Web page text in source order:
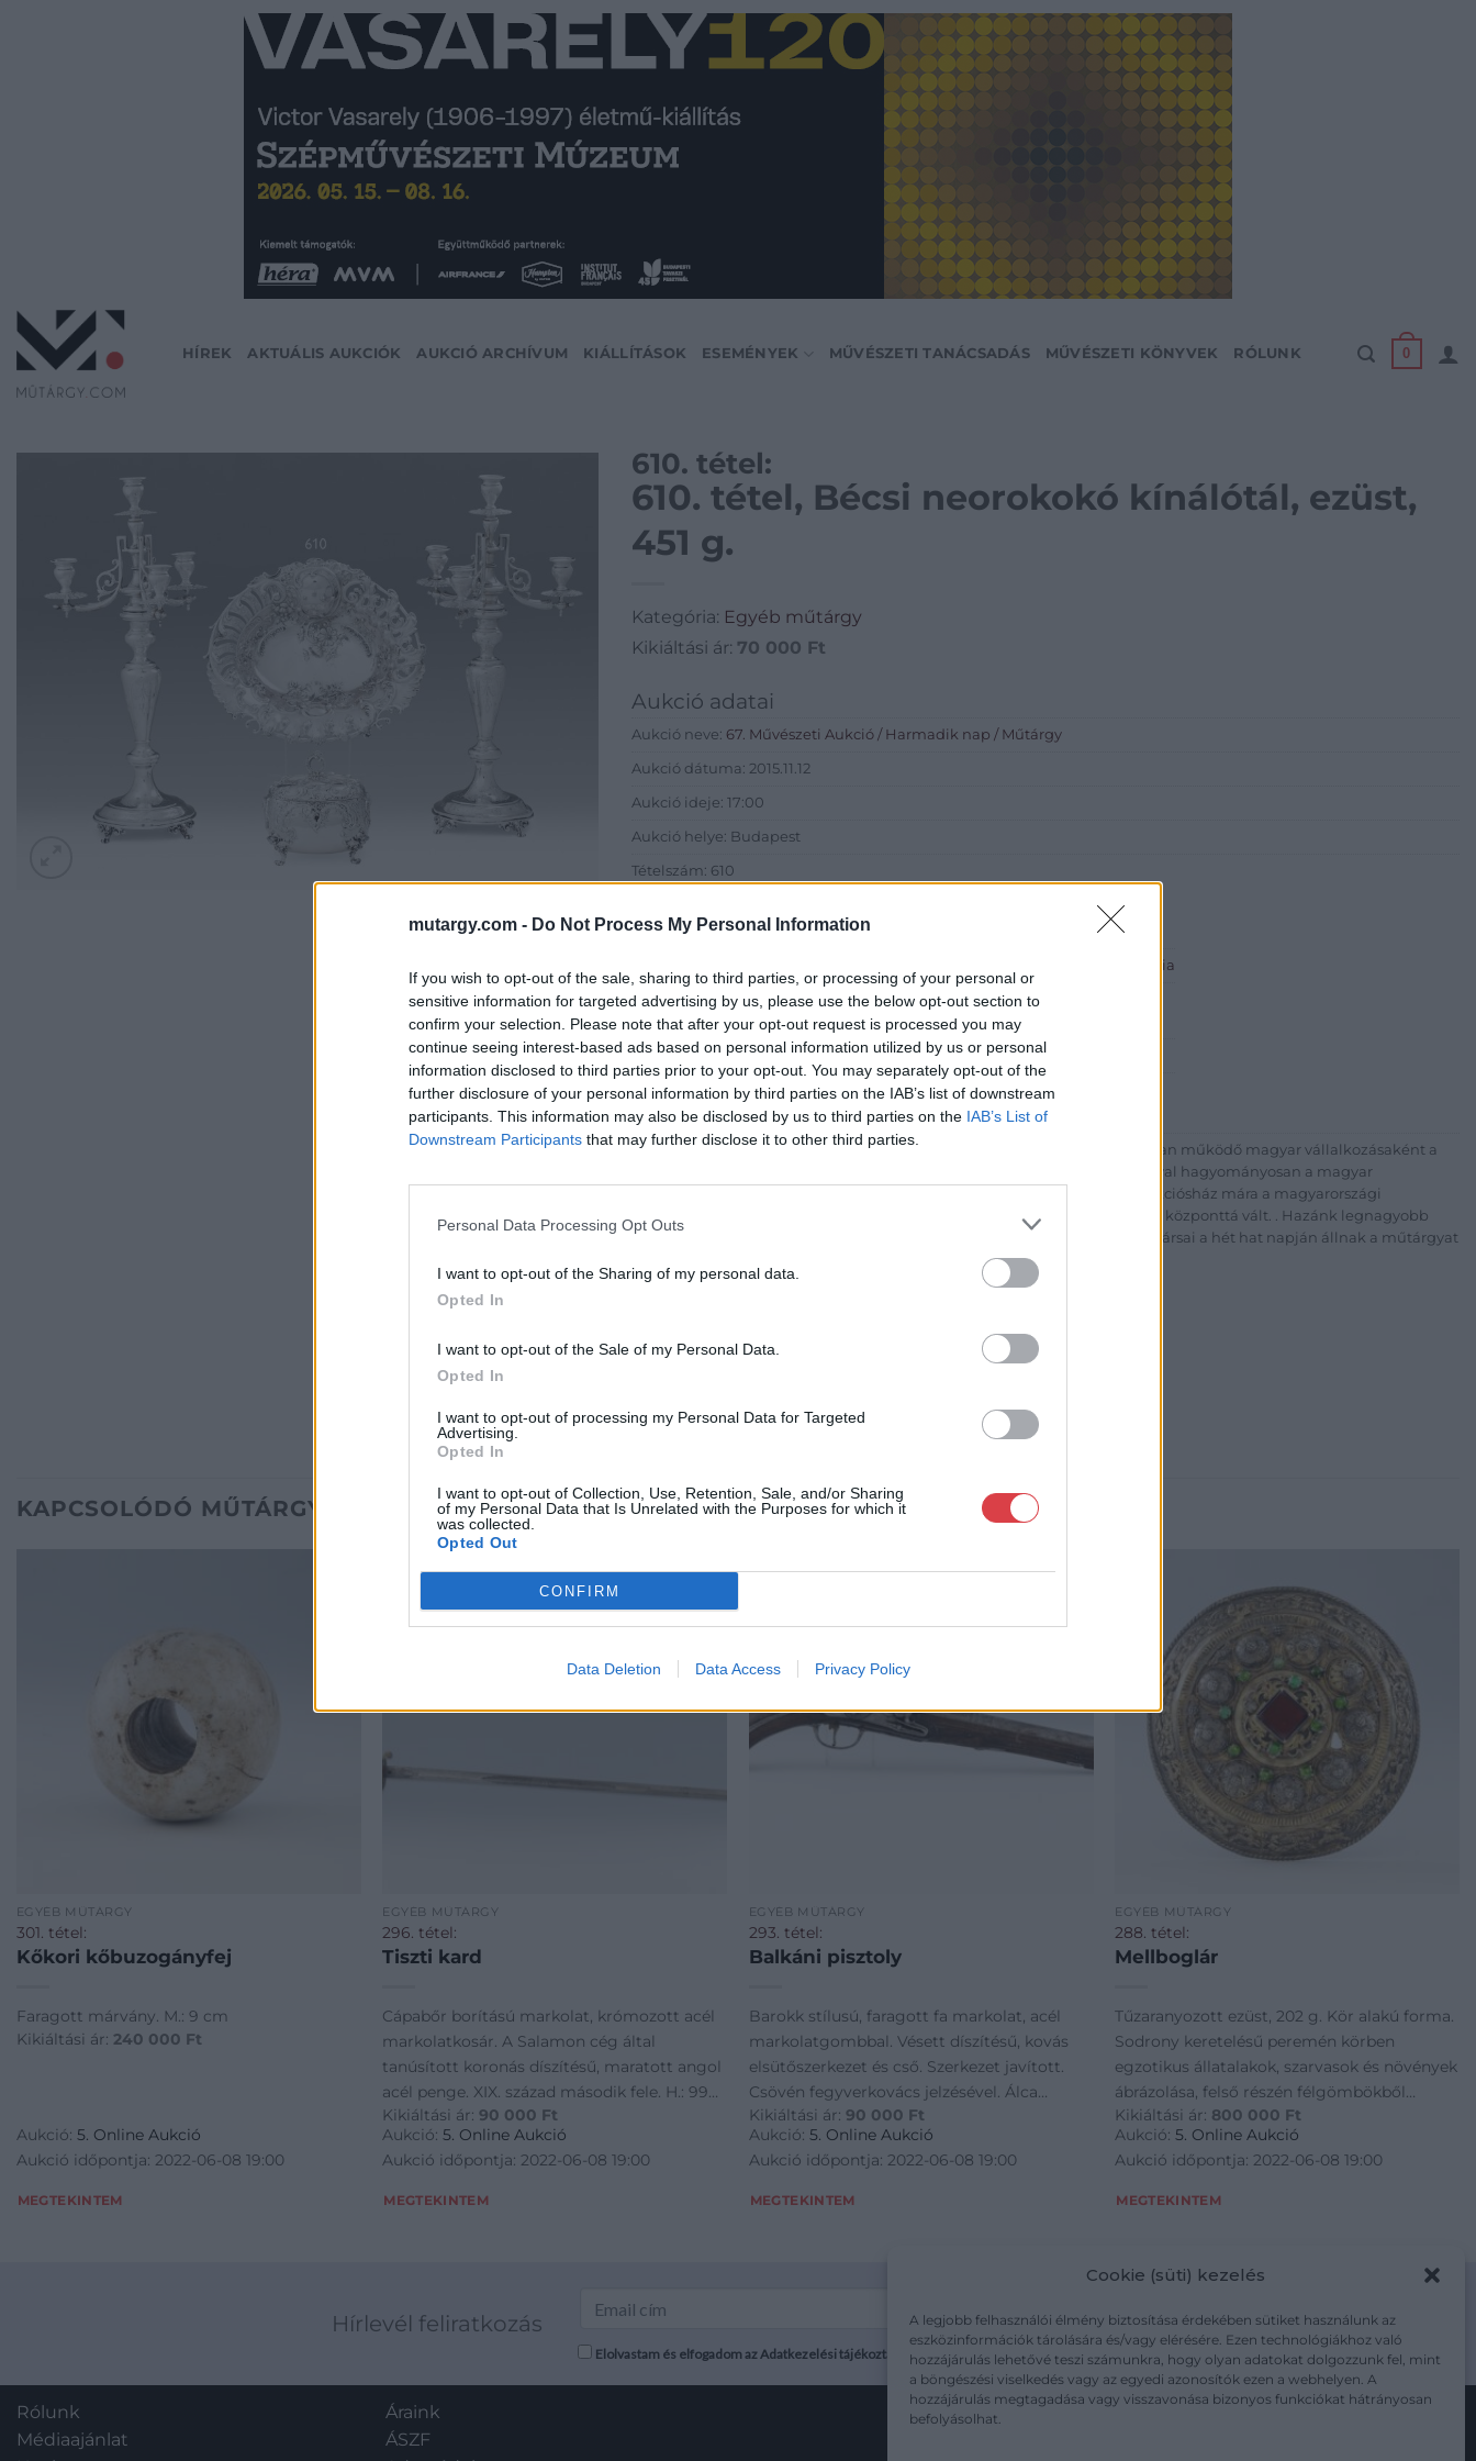
mutargy.com - Do Not Process My Personal Information
If you wish to opt-out of the sale, sharing to third parties, or processing of your personal or
sensitive information for targeted advertising by us, please use the below opt-out section to
confirm your selection. Please note that after your opt-out request is processed you may
continue seeing interest-based ads based on personal information utilized by us or personal
information disclosed to third parties prior to your opt-out. You may separately opt-out of the
further disclosure of your personal information by third parties on the IAB’s list of downstream
participants. This information may also be disclosed by us to third parties on the IAB’s List of
Downstream Participants that may further disclose it to other third parties.
Personal Data Processing Opt Outs
I want to opt-out of the Sharing of my personal data.
Opted In
I want to opt-out of the Sale of my Personal Data.
Opted In
I want to opt-out of processing my Personal Data for Targeted
Advertising.
Opted In
I want to opt-out of Collection, Use, Retention, Sale, and/or Sharing
of my Personal Data that Is Unrelated with the Purposes for which it
was collected.
Opted Out
CONFIRM
Data Deletion Data Access Privacy Policy
Cookie (süti) kezelés
A legjobb felhasználói élmény biztosítása érdekében sütiket használunk az
eszközinformációk tárolására és/vagy elérésére. Ezen technológiákhoz való
hozzájárulás lehetővé teszi számunkra, hogy olyan adatokat dolgozzunk fel, mint
a böngészési viselkedés vagy az egyedi azonosítók ezen a webhelyen. A
hozzájárulás megtagadása vagy visszavonása bizonyos funkciókat hátrányosan
befolyásolhat.
HÍREK AKTUÁLIS AUKCIÓK AUKCIÓ ARCHÍVUM KIÁLLÍTÁSOK ESEMÉNYEK MŰVÉSZETI TANÁCSADÁS MŰVÉSZETI KÖNYVEK RÓLUNK 0
610. tétel:
610. tétel, Bécsi neorokokó kínálótál, ezüst,
451 g.
Kategória: Egyéb műtárgy
Kikiáltási ár: 70 000 Ft
Aukció adatai
Aukció neve: 67. Művészeti Aukció / Harmadik nap / Műtárgy
Aukció dátuma: 2015.11.12
Aukció ideje: 17:00
Aukció helye: Budapest
Tételszám: 610
Eladó adatai
BÁV ART Aukciósház és Galéria
Cím: BÁV ZRt.
1027 Budapest, Csalogány u. 23-33.
Telefon: (06 1) 331 0513
Weboldal:http://bav-art.hu
Bemutatkozás: Az ország legnagyobb múltú, 240 esztendeje jogfolytonosan működő magyar vállalkozásaként a
BÁV ZRt. óriási tapasztalatával, szakmai tekintélyével és megbízhatóságával hagyományosan a magyar
műkereskedelem meghatározó szereplője. A 2007-ben megújult BÁV Aukciósház mára a magyarországi
műkereskedelem egyik legfontosabb színterévé, kereskedelmi és árverési központtá vált. . Hazánk legnagyobb
műkereskedelmi üzlethálózatával rendelkező BÁV ZRt. felkészült munkatársai a hét hat napján állnak a műtárgyat
KAPCSOLÓDÓ MŰTÁRGYAK
EGYÉB MŰTÁRGY
301. tétel:
Kőkori kőbuzogányfej
Faragott márvány. M.: 9 cm
Kikiáltási ár: 240 000 Ft
Aukció: 5. Online Aukció
Aukció időpontja: 2022-06-08 19:00
MEGTEKINTEM
EGYÉB MŰTÁRGY
296. tétel:
Tiszti kard
Cápabőr borítású markolat, krómozott acél
markolatkosár. A Salamon cég által
tanúsított koronás díszítésű, maratott angol
acél penge. XIX. század második fele. H.: 99
cm
Kikiáltási ár: 90 000 Ft
Aukció:5. Online Aukció
Aukció időpontja: 2022-06-08 19:00
MEGTEKINTEM
EGYÉB MŰTÁRGY
293. tétel:
Balkáni pisztoly
Barokk stílusú, faragott fa markolat, acél
markolatgombbal. Vésett díszítésű, kovás
elsütőszerkezet és cső. Szerkezet javított.
Csövén fegyverkovács jelzésével. Álca
töltővesszővel. Balkán, XVIII. század vége. H.:
43,5 cm
Kikiáltási ár: 90 000 Ft
Aukció: 5. Online Aukció
Aukció időpontja: 2022-06-08 19:00
MEGTEKINTEM
EGYÉB MŰTÁRGY
288. tétel:
Mellboglár
Tűzaranyozott ezüst, 202 g. Kör alakú forma.
Sodrony keretelésű peremén körben
egzotikus állatalakok, szarvasok és növények
ábrázolása, felső részén félgömbökből
összeépített gyűrű, közepén kiemelkedő
négyzetes foglalatban piros kővel, körben
karmos fogla
Kikiáltási ár: 800 000 Ft
Aukció:5. Online Aukció
Aukció időpontja: 2022-06-08 19:00
MEGTEKINTEM
Hírlevél feliratkozás
Elolvastam és elfogadom az Adatkezelési tájékoztatót: mutargy.com/adatkezelesi-tajekoztato/
Rólunk
Médiaajánlat
Áraink
ÁSZF